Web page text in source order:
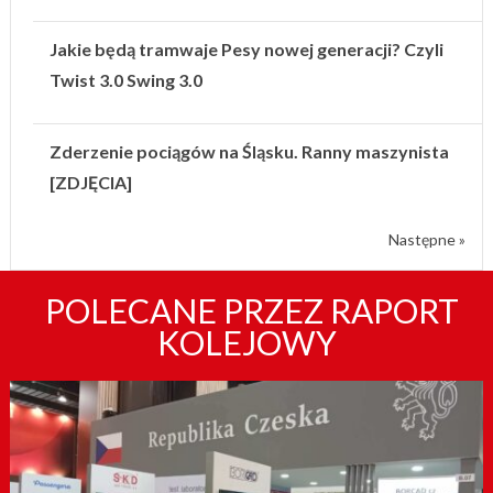
Jakie będą tramwaje Pesy nowej generacji? Czyli
Twist 3.0 Swing 3.0
Zderzenie pociągów na Śląsku. Ranny maszynista
[ZDJĘCIA]
Następne »
POLECANE PRZEZ RAPORT
KOLEJOWY